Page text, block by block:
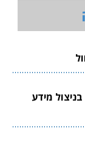
קרן Steel מאשימה את מנכ"ל InMode בניצול מידע